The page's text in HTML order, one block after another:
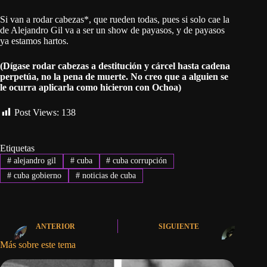
Si van a rodar cabezas*, que rueden todas, pues si solo cae la
de Alejandro Gil va a ser un show de payasos, y de payasos
ya estamos hartos.
(Dígase rodar cabezas a destitución y cárcel hasta cadena
perpetúa, no la pena de muerte. No creo que a alguien se
le ocurra aplicarla como hicieron con Ochoa)
Post Views: 138
Etiquetas
#alejandro gil #cuba # cuba corrupción
#cuba gobierno #noticias de cuba
ANTERIOR SIGUIENTE
Más sobre este tema